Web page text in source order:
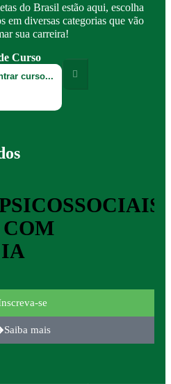
do Brasil estão aqui, escolha
em diversas categorias que vão
sua carreira!
Curso
COM
se
Saiba mais